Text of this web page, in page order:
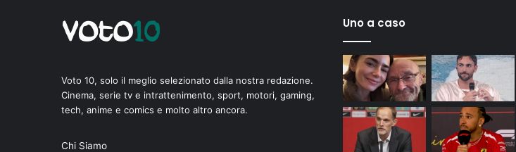
Voto 10, solo il meglio selezionato dalla nostra redazione.
Cinema, serie tv e intrattenimento, sport, motori, gaming,
tech, anime e comics e molto altro ancora.
Chi Siamo
Uno a caso